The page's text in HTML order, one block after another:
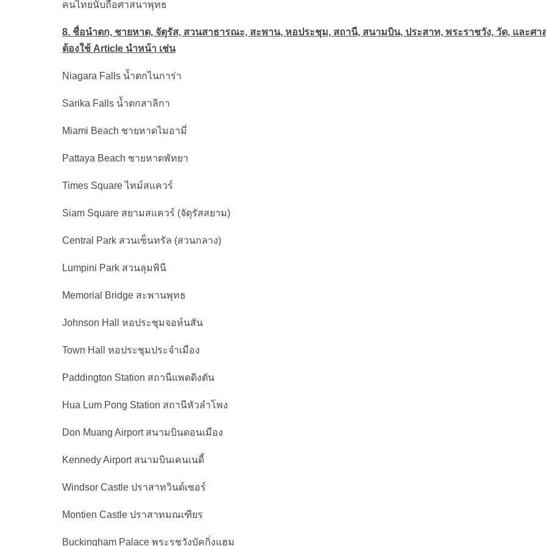
คนไทยนับถือศาสนาพุทธ
8. ชื่อนำตก, ชายหาด, จัตุรัส, สวนสาธารณะ, สะพาน, หอประชุม, สถานี, สนามบิน, ประสาท, พระราชวัง, วัด, และศา
ต้องใช้ Article นำหน้า เช่น
Niagara Falls น้ำตกไนการ่า
Sarika Falls น้ำตกสาลิกา
Miami Beach ชายหาดไมอามี่
Pattaya Beach ชายหาดพัทยา
Times Square ไทม์สแควร์
Siam Square สยามสแควร์ (จัตุรัสสยาม)
Central Park สวนเซ็นทรัล (สวนกลาง)
Lumpini Park สวนลุมพินี
Memorial Bridge สะพานพุทธ
Johnson Hall หอประชุมจอห์นสัน
Town Hall หอประชุมประจำเมือง
Paddington Station สถานีแพดดิงตัน
Hua Lum Pong Station สถานีหัวลำโพง
Don Muang Airport สนามบินดอนเมือง
Kennedy Airport สนามบินเคนเนดี้
Windsor Castle ปราสาทวินด์เซอร์
Montien Castle ปราสาทมณเฑียร
Buckingham Palace พระรชวังบัคกิ่งแฮม